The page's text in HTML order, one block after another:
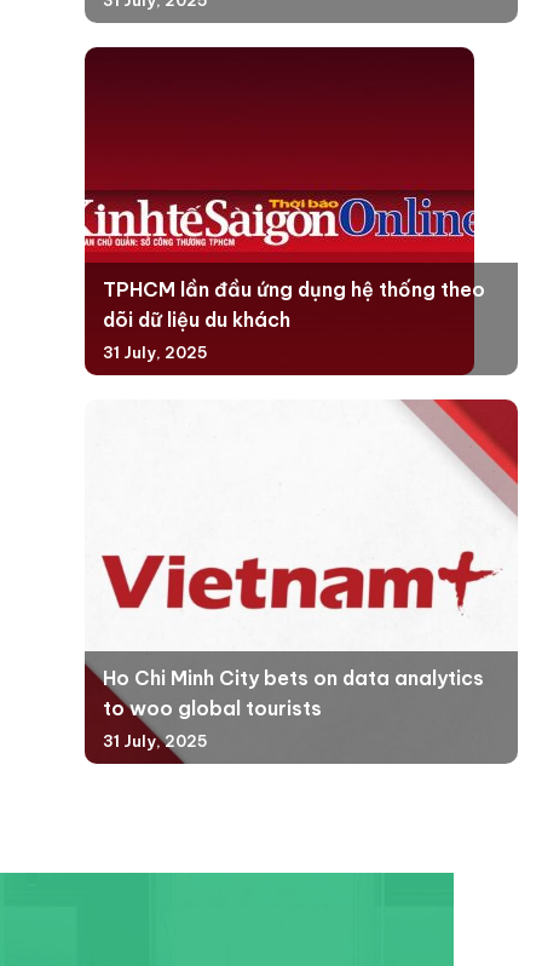
TPHCM lần đầu ứng dụng hệ thống theo
dõi dữ liệu du khách
31 July, 2025
Ho Chi Minh City bets on data analytics
to woo global tourists
31 July, 2025